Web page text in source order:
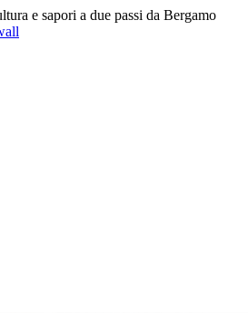
e sapori a due passi da Bergamo